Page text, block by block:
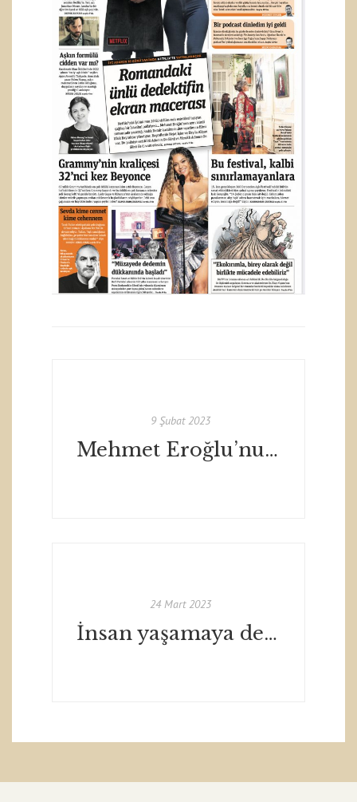
9 Şubat 2023
Mehmet Eroğlu’nun 1967’de 19 yaşında iken İzmir Koleji’nin Sesi Duvar Gazetesinde yayınlanan ilk metni
24 Mart 2023
İnsan yaşamaya değer mi?